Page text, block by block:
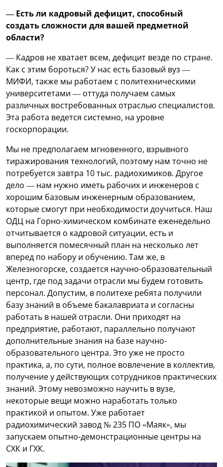
— Есть ли кадровый дефицит, способный
создать сложности для вашей предметной
области?
— Кадров не хватает всем, дефицит везде по стране.
Как с этим бороться? У нас есть базовый вуз —
МИФИ, также мы работаем с политехническими
университетами — оттуда получаем самых
различных востребованных отраслью специалистов.
Эта работа ведется системно, на уровне
госкорпорации.
Мы не предполагаем мгновенного, взрывного
тиражирования технологий, поэтому нам точно не
потребуется завтра 10 тыс. радиохимиков. Другое
дело — нам нужно иметь рабочих и инженеров с
хорошим базовым инженерным образованием,
которые смогут при необходимости доучиться. Наш
ОДЦ на Горно-химическом комбинате еженедельно
отчитывается о кадровой ситуации, есть и
выполняется помесячный план на несколько лет
вперед по набору и обучению. Там же, в
Железногорске, создается научно-образовательный
центр, где под задачи отрасли мы будем готовить
персонал. Допустим, в политехе ребята получили
базу знаний в объеме бакалавриата и согласны
работать в нашей отрасли. Они приходят на
предприятие, работают, параллельно получают
дополнительные знания на базе научно-
образовательного центра. Это уже не просто
практика, а, по сути, полное вовлечение в коллектив,
получение у действующих сотрудников практических
знаний. Этому невозможно научить в вузе,
некоторые вещи можно наработать только
практикой и опытом. Уже работает
радиохимический завод № 235 ПО «Маяк», мы
запускаем опытно-демонстрационные центры на
СХК и ГХК.